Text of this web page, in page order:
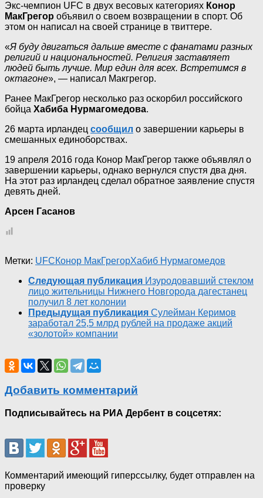
Экс-чемпион UFC в двух весовых категориях Конор
МакГрегор объявил о своем возвращении в спорт. Об
этом он написал на своей странице в твиттере.
«Я буду двигаться дальше вместе с фанатами разных
религий и национальностей. Религия заставляет
людей быть лучше. Мир един для всех. Встретимся в
октагоне», — написал Макгрегор.
Ранее МакГрегор несколько раз оскорбил российского
бойца Хабиба Нурмагомедова.
26 марта ирландец сообщил о завершении карьеры в
смешанных единоборствах.
19 апреля 2016 года Конор МакГрегор также объявлял о
завершении карьеры, однако вернулся спустя два дня.
На этот раз ирландец сделал обратное заявление спустя
девять дней.
Арсен Гасанов
Метки: UFCКонор МакГрегорХабиб Нурмагомедов
Следующая публикация Изуродовавший стеклом
лицо жительницы Нижнего Новгорода дагестанец
получил 8 лет колонии
Предыдущая публикация Сулейман Керимов
заработал 25,5 млрд рублей на продаже акций
«золотой» компании
Добавить комментарий
Подписывайтесь на РИА Дербент в соцсетях:
Комментарий имеющий гиперссылку, будет отправлен на
проверку